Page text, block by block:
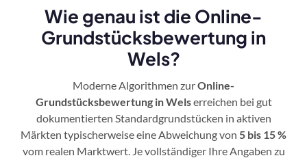
Wie genau ist die Online-
Grundstücksbewertung in
Wels?
Moderne Algorithmen zurOnline-
Grundstücksbewertung in Welserreichen bei gut
dokumentierten Standardgrundstücken in aktiven
Märkten typischerweise eine Abweichung von 5 bis 15 %
vom realen Marktwert. Je vollständiger Ihre Angaben zu